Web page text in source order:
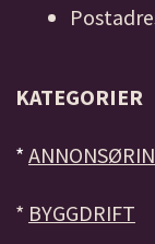
KATEGORIER
*
* BYGGDRIFT